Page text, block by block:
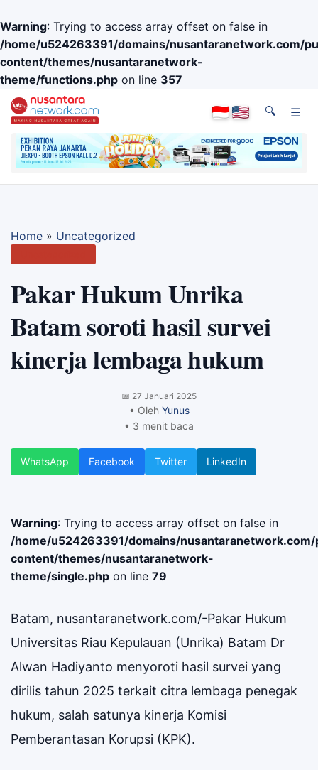
Warning: Trying to access array offset on false in
/home/u524263391/domains/nusantaranetwork.com/
content/themes/nusantaranetwork-
theme/functions.php on line 357
🔍 ☰
Home » Uncategorized
Pakar Hukum Unrika
Batam soroti hasil survei
kinerja lembaga hukum
📅 27 Januari 2025
• Oleh Yunus
• 3 menit baca
WhatsApp Facebook Twitter LinkedIn
Warning: Trying to access array offset on false in
/home/u524263391/domains/
content/themes/nusantaranetwork-
theme/single.php on line 79
Batam, nusantaranetwork.com/-Pakar Hukum
Universitas Riau Kepulauan (Unrika) Batam Dr
Alwan Hadiyanto menyoroti hasil survei yang
dirilis tahun 2025 terkait citra lembaga penegak
hukum, salah satunya kinerja Komisi
Pemberantasan Korupsi (KPK).